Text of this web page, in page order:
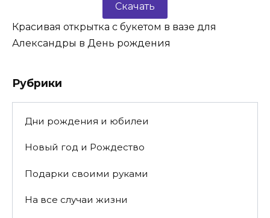
Скачать
Красивая открытка с букетом в вазе для
Александры в День рождения
Рубрики
Дни рождения и юбилеи
Новый год и Рождество
Подарки своими руками
На все случаи жизни